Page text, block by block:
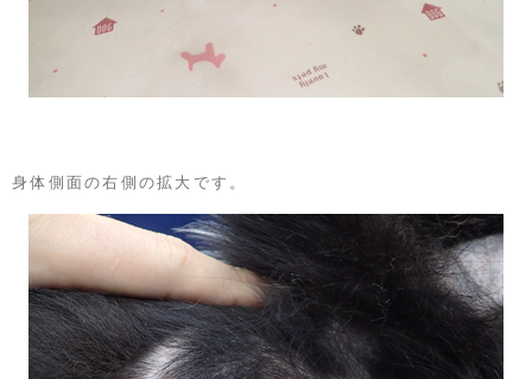
身体側面の右側の拡大です。